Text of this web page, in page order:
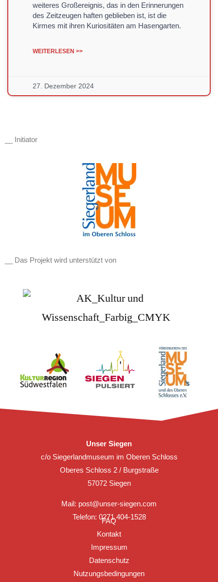
weiteres Großereignis, das in den Erinnerungen
des Zeitzeugen haften geblieben ist, ist die
Kirmes mit ihren Kuriositäten am Hasengarten.
WEITERLESEN >>
27. Dezember 2024
__ Initiator
__ Das Projekt wird unterstützt von
Unser Siegen
c/o Siegerlandmuseum im Oberen Schloss
Oberes Schloss 2 / Burgstraße
57072 Siegen
Mail: post@unser-siegen.com
Telefon: 0271 404-1528
FAQ
Kontakt
Impressum
Datenschutz
Nutzungsbedingungen